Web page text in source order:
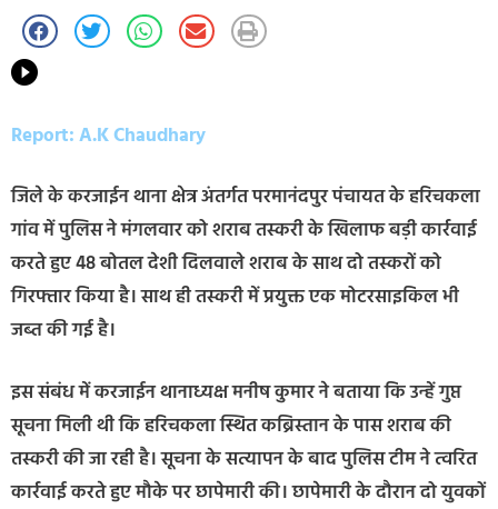
Report: A.K Chaudhary
जिले के करजाईन थाना क्षेत्र अंतर्गत परमानंदपुर पंचायत के हरिचकला
गांव में पुलिस ने मंगलवार को शराब तस्करी के खिलाफ बड़ी कार्रवाई
करते हुए 48 बोतल देशी दिलवाले शराब के साथ दो तस्करों को
गिरफ्तार किया है। साथ ही तस्करी में प्रयुक्त एक मोटरसाइकिल भी
जब्त की गई है।
इस संबंध में करजाईन थानाध्यक्ष मनीष कुमार ने बताया कि उन्हें गुप्त
सूचना मिली थी कि हरिचकला स्थित कब्रिस्तान के पास शराब की
तस्करी की जा रही है। सूचना के सत्यापन के बाद पुलिस टीम ने त्वरित
कार्रवाई करते हुए मौके पर छापेमारी की। छापेमारी के दौरान दो युवकों